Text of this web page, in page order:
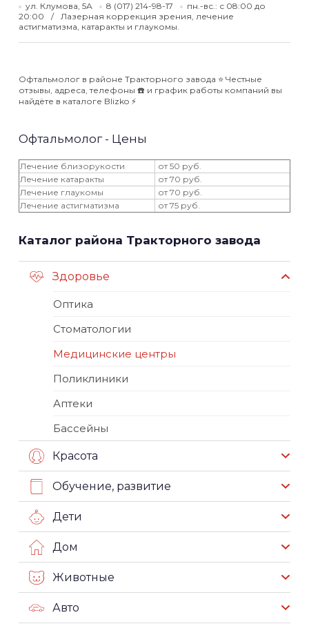
ул. Клумова, 5А 8 (017) 214-98-17
пн.-вс.: с 08:00 до
20:00
Лазерная коррекция зрения, лечение
астигматизма, катаракты и глаукомы.
Офтальмолог в районе Тракторного завода ⭐️ Честные
отзывы, адреса, телефоны ☎️ и график работы компаний вы
найдёте в каталоге Blizko ⚡️
Офтальмолог - Цены
Лечение близорукости
от 50 руб.
Лечение катаракты
от 70 руб.
Лечение глаукомы
от 70 руб.
Лечение астигматизма
от 75 руб.
Каталог района Тракторного завода
Здоровье
Оптика
Стоматологии
Медицинские центры
Поликлиники
Аптеки
Бассейны
Красота
Обучение, развитие
Дети
Дом
Животные
Авто